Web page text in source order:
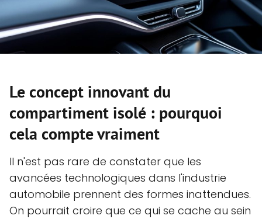
Le concept innovant du
compartiment isolé : pourquoi
cela compte vraiment
Il n'est pas rare de constater que les
avancées technologiques dans l'industrie
automobile prennent des formes inattendues.
On pourrait croire que ce qui se cache au sein